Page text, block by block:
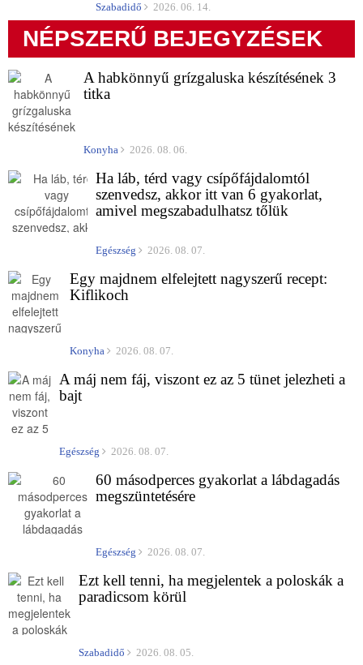
Szabadidő 2026. 06. 14.
NÉPSZERŰ BEJEGYZÉSEK
A habkönnyű grízgaluska készítésének 3
titka
Konyha 2026. 08. 06.
Ha láb, térd vagy csípőfájdalomtól
szenvedsz, akkor itt van 6 gyakorlat,
amivel megszabadulhatsz tőlük
Egészség 2026. 08. 07.
Egy majdnem elfelejtett nagyszerű recept:
Kiflikoch
Konyha 2026. 08. 07.
A máj nem fáj, viszont ez az 5 tünet jelezheti a
bajt
Egészség 2026. 08. 07.
60 másodperces gyakorlat a lábdagadás
megszüntetésére
Egészség 2026. 08. 07.
Ezt kell tenni, ha megjelentek a poloskák a
paradicsom körül
Szabadidő 2026. 08. 05.